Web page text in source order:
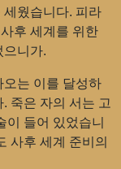
웠습니다. 피라
후 세계를 위한
으니가.
는 이를 달성하
죽은 자의 서는 고
이 들어 있었습니
사후 세계 준비의